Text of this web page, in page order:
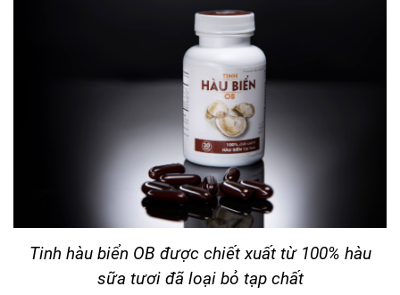
Tinh hàu biển OB được chiết xuất từ 100% hàu
sữa tươi đã loại bỏ tạp chất